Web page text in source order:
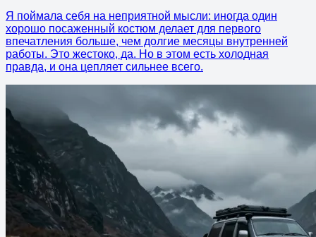
Я поймала себя на неприятной мысли: иногда один
хорошо посаженный костюм делает для первого
впечатления больше, чем долгие месяцы внутренней
работы. Это жестоко, да. Но в этом есть холодная
правда, и она цепляет сильнее всего.